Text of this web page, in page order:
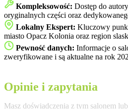
Kompleksowość: Dostęp do
oryginalnych części oraz
Lokalny Ekspert: Kluczowy
miasto Opacz Kolonia oraz region
Pewność danych: Informacje o
zweryfikowane i są aktualne na rok
Opinie i zapytania
Masz doświadczenia z tym salonem